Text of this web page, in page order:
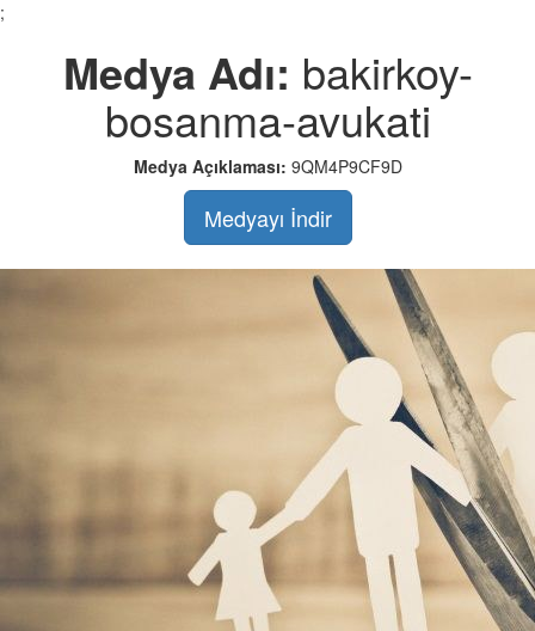
;
Medya Adı: bakirkoy-
bosanma-avukati
Medya Açıklaması: 9QM4P9CF9D
Medyayı İndir